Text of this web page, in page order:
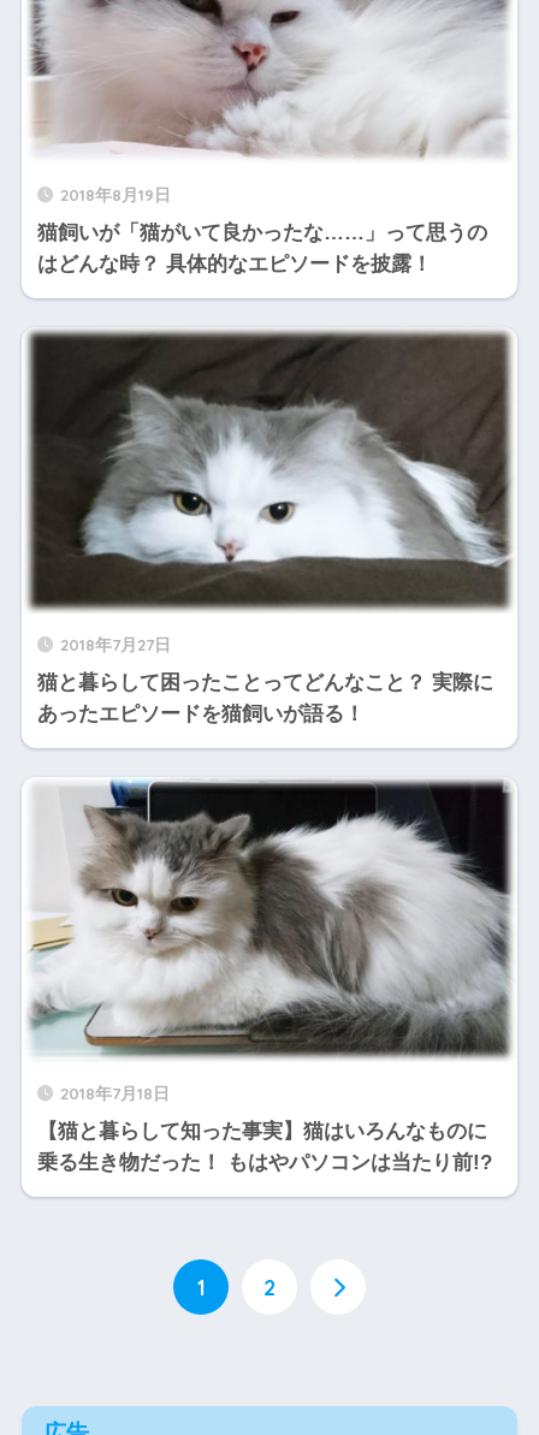
2018年8月19日
猫飼いが「猫がいて良かったな……」って思うの
はどんな時？ 具体的なエピソードを披露！
2018年7月27日
猫と暮らして困ったことってどんなこと？ 実際に
あったエピソードを猫飼いが語る！
2018年7月18日
【猫と暮らして知った事実】猫はいろんなものに
乗る生き物だった！ もはやパソコンは当たり前!?
1 2